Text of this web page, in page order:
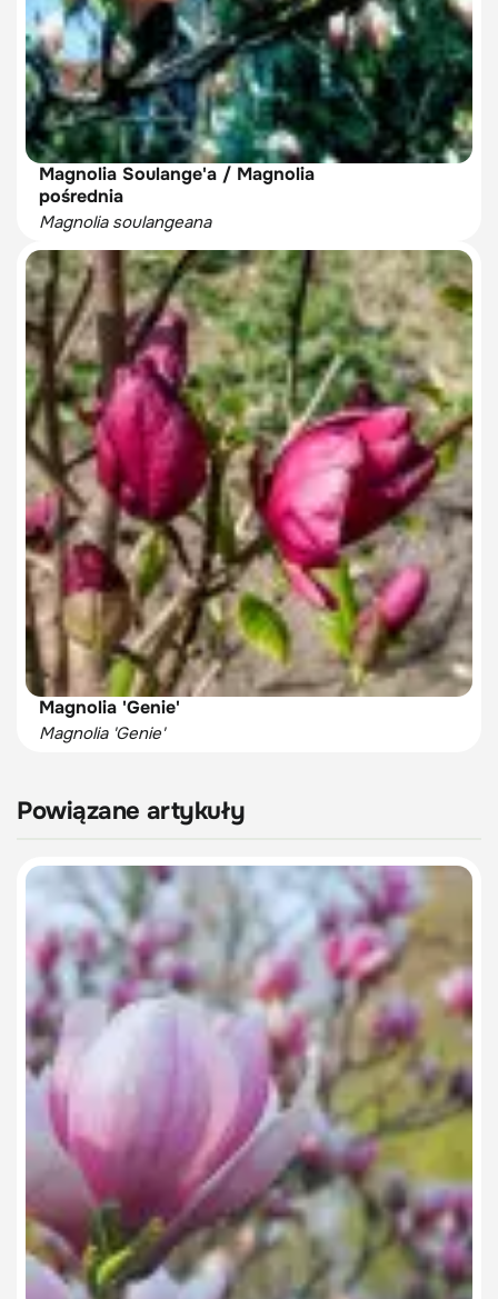
Magnolia Soulange'a / Magnolia
pośrednia
Magnolia soulangeana
Magnolia 'Genie'
Magnolia 'Genie'
Powiązane artykuły